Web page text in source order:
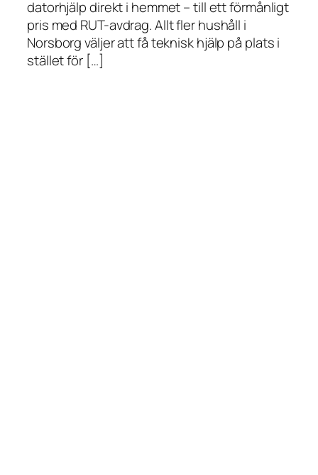
datorhjälp direkt i hemmet – till ett förmånligt
pris med RUT-avdrag. Allt fler hushåll i
Norsborg väljer att få teknisk hjälp på plats i
stället för […]